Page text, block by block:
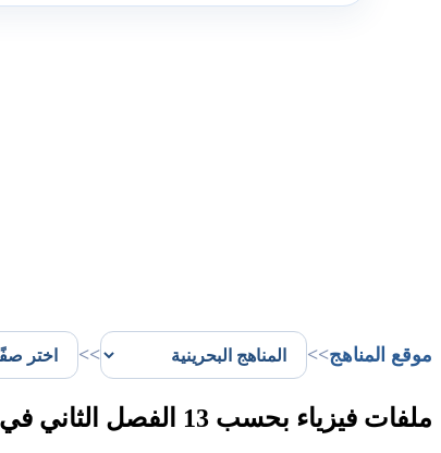
موقع المناهج>>
>>
ملفات فيزياء بحسب 13 الفصل الثاني في البحرين